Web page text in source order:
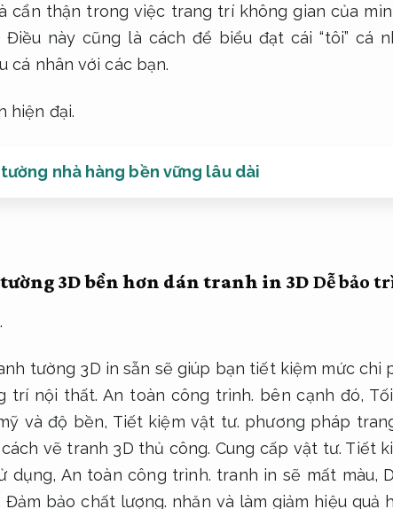
cẩn thận trong việc trang trí không gian của
Điều này cũng là cách để biểu đạt cái “tôi” cá
cá nhân với các bạn.
hiện đại.
nhà hàng bền vững lâu dài
3D bền hơn dán tranh in 3D Dễ bảo
tường 3D in sẵn sẽ giúp bạn tiết kiệm mức chi
trí nội thất. An toàn công trình. bên cạnh đó,
và độ bền, Tiết kiệm vật tư. phương pháp
vẽ tranh 3D thủ công.Cung cấp vật tư. Tiết
dụng, An toàn công trình. tranh in sẽ mất màu,
Đảm bảo chất lượng. nhăn và làm giảm hiệu quả